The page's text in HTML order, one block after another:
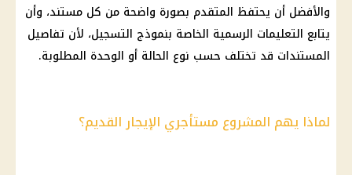
والأفضل أن يحتفظ المتقدم بصورة واضحة من كل مستند، وأن
يتابع التعليمات الرسمية الخاصة بنموذج التسجيل، لأن تفاصيل
المستندات قد تختلف حسب نوع الحالة أو الوحدة المطلوبة.
لماذا يهم المشروع مستأجري الإيجار القديم؟